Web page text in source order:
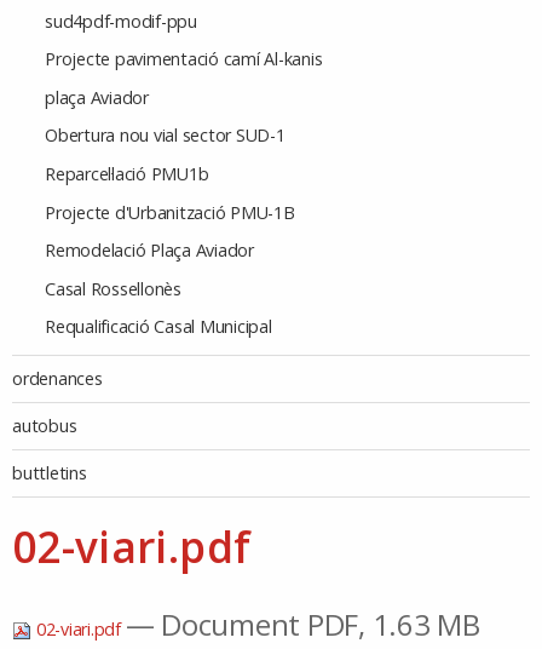
sud4pdf-modif-ppu
Projecte pavimentació camí Al-kanis
plaça Aviador
Obertura nou vial sector SUD-1
Reparcel·lació PMU1b
Projecte d'Urbanització PMU-1B
Remodelació Plaça Aviador
Casal Rossellonès
Requalificació Casal Municipal
ordenances
autobus
buttletins
02-viari.pdf
02-viari.pdf — Document PDF, 1.63 MB